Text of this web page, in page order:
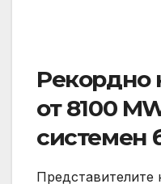
Рекордно
от 8100
системен
Представителите